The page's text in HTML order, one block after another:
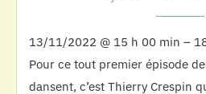
13/11/2022 @ 15 h 00 min –
Pour ce tout premier épisode
dansent, c’est Thierry Crespin